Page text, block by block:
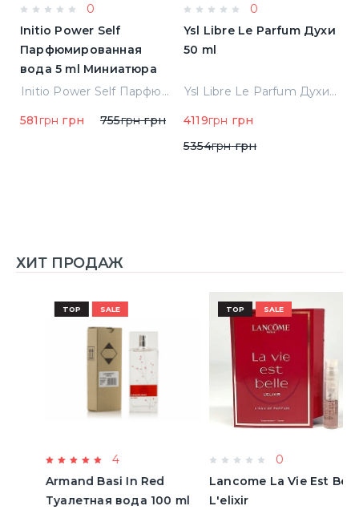
0
Initio Power Self
Парфюмированная
вода 5 ml Миниатюра
Initio Power Self Парфюмированная вода 5 ml Миниатюра
581 грн грн 755грнгрн
0
Ysl Libre Le Parfum Духи
50 ml
Ysl Libre Le Parfum Духи 50 ml
4119грн грн
5354грнгрн
ХИТ ПРОДАЖ
SALE
4
Armand Basi In Red
Туалетная вода 100 ml
SALE
0
Lancome La Vie Est Belle
L'elixir